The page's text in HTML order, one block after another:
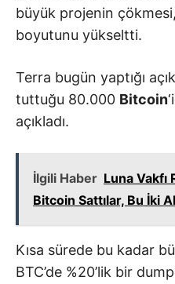
büyük projenin çökmesi,
boyutunu yükseltti.
Terra bugün yaptığı
tuttuğu 80.000 Bitcoin
açıkladı.
İlgili Haber Luna Vakfı
Bitcoin Sattılar, Bu İki
Kısa sürede bu kadar
BTC’de %20’lik bir